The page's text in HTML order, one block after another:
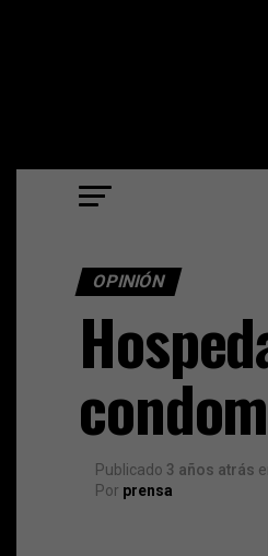
OPINIÓN
Publicado 3 años atrás
Por prensa